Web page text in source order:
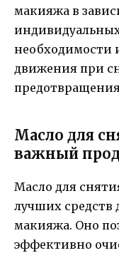
макияжа в
необходимости
движения при
Масло для
важный
Масло для
лучших средств
макияжа. Оно
эффективно